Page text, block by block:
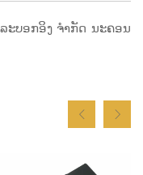
ະບອກອິງ ຈຳກັດ ນະຄອນ